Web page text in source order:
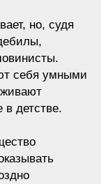
но, судя
себя умными
в детстве.